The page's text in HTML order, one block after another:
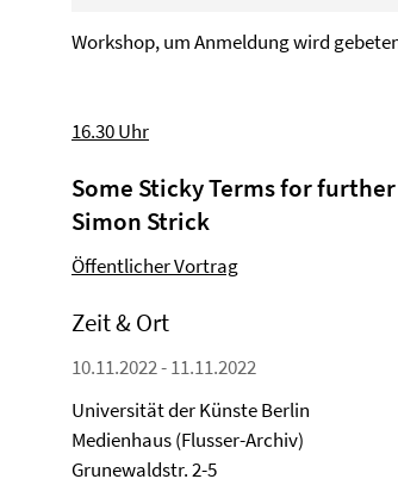
Workshop, um Anmeldung wird
16.30 Uhr
Some Sticky Terms for
Simon Strick
Öffentlicher Vortrag
Zeit & Ort
10.11.2022 - 11.11.2022
Universität der Künste Berlin
Medienhaus (Flusser-Archiv)
Grunewaldstr. 2-5